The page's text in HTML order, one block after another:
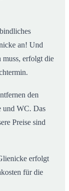
an! Und
muss, erfolgt die
den
und WC. Das
Preise sind
erfolgt
für die